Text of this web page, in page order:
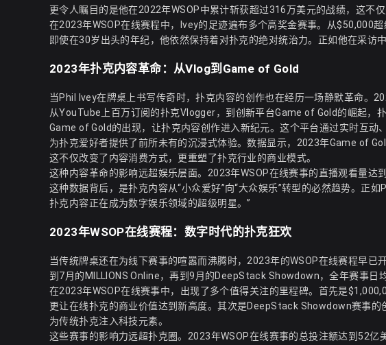
更令人瞩目的是他在2022年WSOP中累计斩获超过316万美元的战绩，这不
在2023年WSOP在线赛程中，Ivey的足迹遍布多个高奖金赛事。从$50,000
即使在30岁出头的年纪，他依然保持着对扑克的绝对统治力。正如他在采访
2023年扑克内容革命：从Vlog到Game of Gold
当Phil Ivey在牌桌上书写传奇时，扑克内容的创作也在经历一场静默革命。
从YouTube上百万订阅的扑克Vlogger，到创新平台Game of Gold的崛起，
Game of Gold的出现，让扑克内容创作进入新纪元。这个平台通过实时互动
为扑克爱好者提供了前所未有的沉浸式体验。数据显示，2023年Game of
这不仅改变了内容消费方式，更重塑了扑克行业的商业模式。
这种内容革命的影响远超娱乐层面。2023年WSOP在线赛事的直播观看量
这种数据背后，是扑克内容从“小众爱好”向“大众娱乐”转型的必然趋势。正
扑克内容正在成为数字娱乐领域的超级明星。”
2023年WSOP在线赛程：数字时代的扑克狂欢
当传统牌桌还在为线下赛事的喧嚣而沸腾时，2023年的WSOP在线赛程早已
到7月的MILLIONS Online，再到9月的DeepStack Showdown，全年赛事日
在2023年WSOP在线赛事中，出现了多个值得关注的里程碑。首先是
更让在线扑克的商业价值达到新高度。其次是DeepStack Showdown赛事的
为传统扑克注入科技元素。
这些赛事的影响力远超扑克圈。2023年WSOP在线赛事的总投注额达到52亿